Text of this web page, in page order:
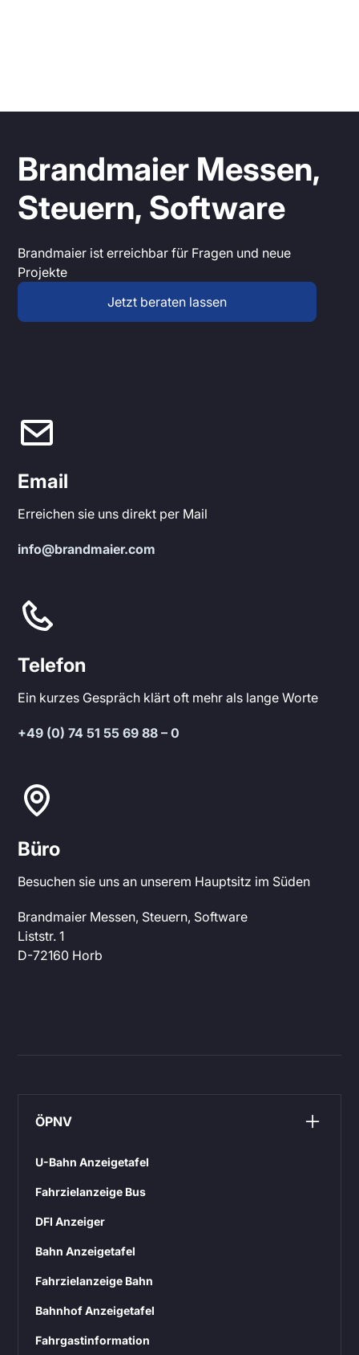
Brandmaier Messen,
Steuern, Software
Brandmaier ist erreichbar für Fragen und neue
Projekte
Jetzt beraten lassen
Email
Erreichen sie uns direkt per Mail
info@brandmaier.com
Telefon
Ein kurzes Gespräch klärt oft mehr als lange Worte
+49 (0) 74 51 55 69 88 – 0
Büro
Besuchen sie uns an unserem Hauptsitz im Süden
Brandmaier Messen, Steuern, Software
Liststr. 1
D-72160 Horb
ÖPNV
U-Bahn Anzeigetafel
Fahrzielanzeige Bus
DFI Anzeiger
Bahn Anzeigetafel
Fahrzielanzeige Bahn
Bahnhof Anzeigetafel
Fahrgastinformation